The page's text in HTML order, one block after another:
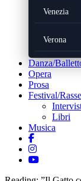
Venezia
Verona
Danza/
Opera
Prosa
Festival/
Libri
Musica